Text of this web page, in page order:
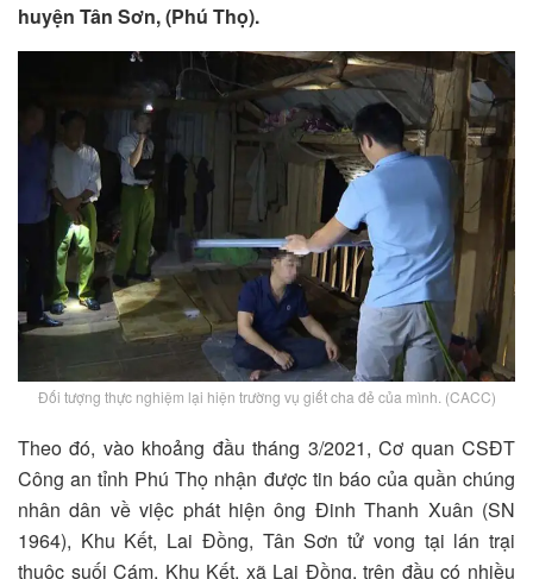
huyện Tân Sơn, (Phú Thọ).
Đối tượng thực nghiệm lại hiện trường vụ giết cha đẻ của mình. (CACC)
Theo đó, vào khoảng đầu tháng 3/2021, Cơ quan CSĐT
Công an tỉnh Phú Thọ nhận được tin báo của quần chúng
nhân dân về việc phát hiện ông Đinh Thanh Xuân (SN
1964), Khu Kết, Lai Đồng, Tân Sơn tử vong tại lán trại
thuộc suối Cám, Khu Kết, xã Lai Đồng, trên đầu có nhiều